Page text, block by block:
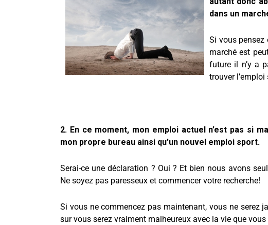
dans un
Si vous pensez
marché est
future il n’y a
trouver l’emploi
2. En ce moment, mon emploi actuel n’est pas si
mon propre bureau ainsi qu’un nouvel emploi sport.
Serai-ce une déclaration ? Oui ? Et bien nous avons
Ne soyez pas paresseux et commencer votre recherche!
Si vous ne commencez pas maintenant, vous ne serez
sur vous serez vraiment malheureux avec la vie que vous